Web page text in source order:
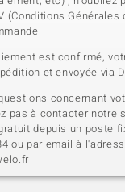
(Conditions Générales
est confirmé,
et envoyée via
concernant
pas à contacter notre
depuis un poste
ou par email à